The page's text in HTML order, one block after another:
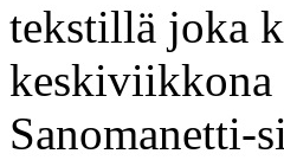
tekstillä joka
keskiviikkona
Sanomanetti-